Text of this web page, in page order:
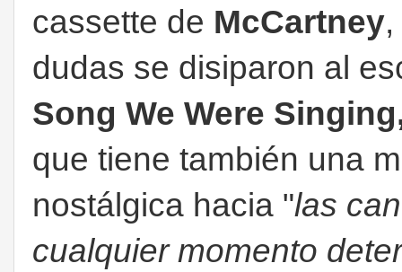
cassette de McCartney
dudas se disiparon al
Song We Were
que tiene también una
nostálgica hacia "las
cualquier momento